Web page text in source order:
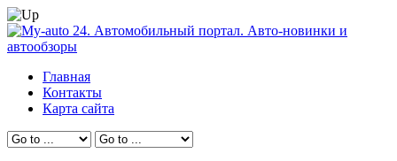
Главная
Контакты
Карта сайта